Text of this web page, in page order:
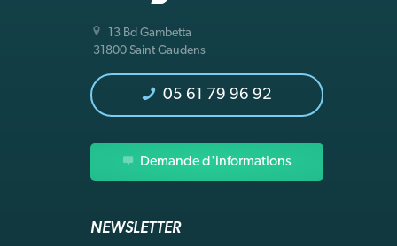
13 Bd Gambetta
31800 Saint Gaudens
05 61 79 96 92
Demande d'informations
NEWSLETTER